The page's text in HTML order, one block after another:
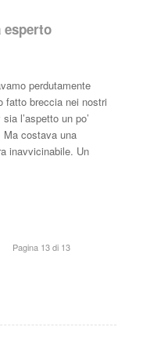
perdutamente
fatto breccia nei nostri
l’aspetto un po’
costava una
inavvicinabile. Un
Pagina 13 di 13